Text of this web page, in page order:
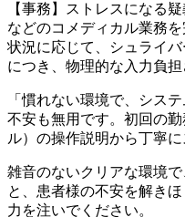
【事務】ストレスになる
などのコメディカル業務
状況に応じて、シュライ
につき、物理的な入力負担
「慣れない環境で、シス
不安も無用です。初回の
ル）の操作説明から丁寧に
雑音のないクリアな環境
と、患者様の不安を解き
力を注いでください。